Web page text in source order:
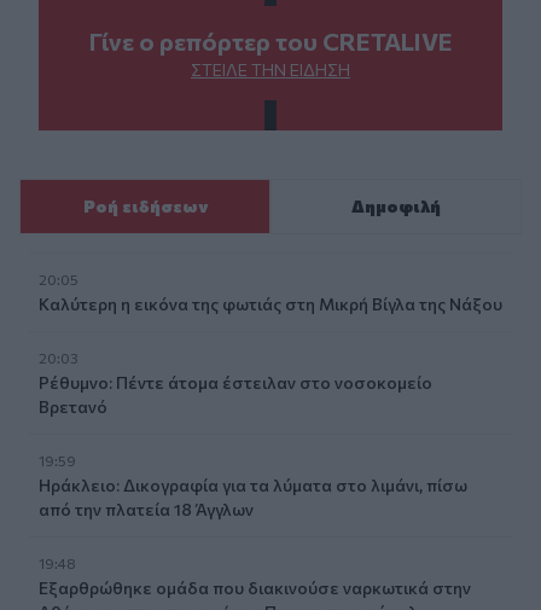
Γίνε ο ρεπόρτερ του CRETALIVE
ΣΤΕΊΛΕ ΤΗΝ ΕΊΔΗΣΗ
Ροή ειδήσεων Δημοφιλή
20:05
Καλύτερη η εικόνα της φωτιάς στη Μικρή Βίγλα της Νάξου
20:03
Ρέθυμνο: Πέντε άτομα έστειλαν στο νοσοκομείο
Βρετανό
19:59
Ηράκλειο: Δικογραφία για τα λύματα στο λιμάνι, πίσω
από την πλατεία 18 Άγγλων
19:48
Εξαρθρώθηκε ομάδα που διακινούσε ναρκωτικά στην